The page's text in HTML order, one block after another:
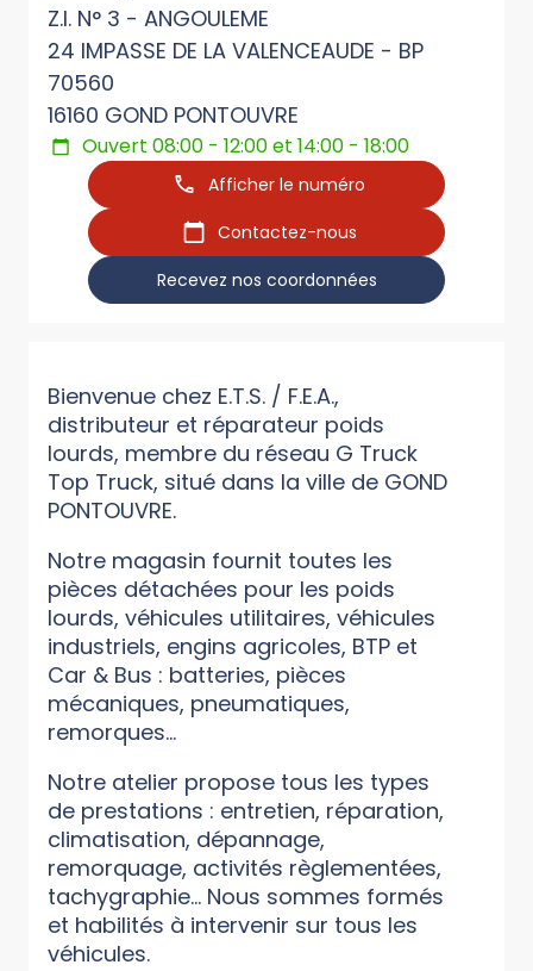
Z.I. N° 3 - ANGOULEME
24 IMPASSE DE LA VALENCEAUDE - BP
70560
16160 GOND PONTOUVRE
Ouvert 08:00 - 12:00 et 14:00 - 18:00
Afficher le numéro
Contactez-nous
Recevez nos coordonnées
Bienvenue chez E.T.S. / F.E.A.,
distributeur et réparateur poids
lourds, membre du réseau G Truck
Top Truck, situé dans la ville de GOND
PONTOUVRE.
Notre magasin fournit toutes les
pièces détachées pour les poids
lourds, véhicules utilitaires, véhicules
industriels, engins agricoles, BTP et
Car & Bus : batteries, pièces
mécaniques, pneumatiques,
remorques...
Notre atelier propose tous les types
de prestations : entretien, réparation,
climatisation, dépannage,
remorquage, activités règlementées,
tachygraphie... Nous sommes formés
et habilités à intervenir sur tous les
véhicules.